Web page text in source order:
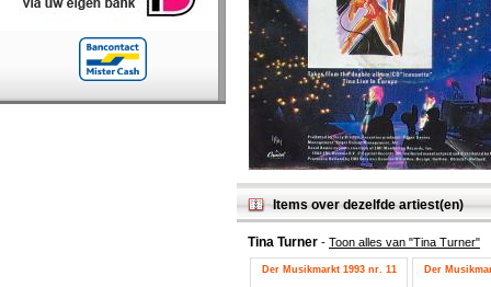
Items over dezelfde artiest(en)
Tina Turner - Toon alles van "Tina Turner"
Der Musikmarkt 1993 nr. 11 Der